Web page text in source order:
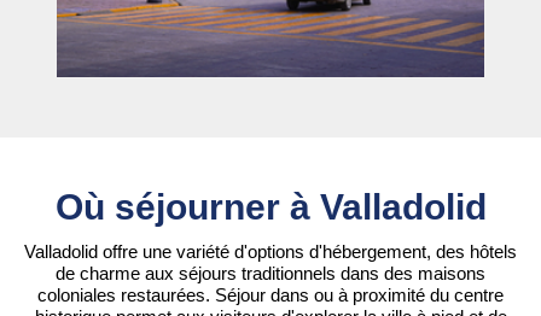
Où séjourner à Valladolid
Valladolid offre une variété d'options d'hébergement, des hôtels
de charme aux séjours traditionnels dans des maisons
coloniales restaurées. Séjour dans ou à proximité du centre